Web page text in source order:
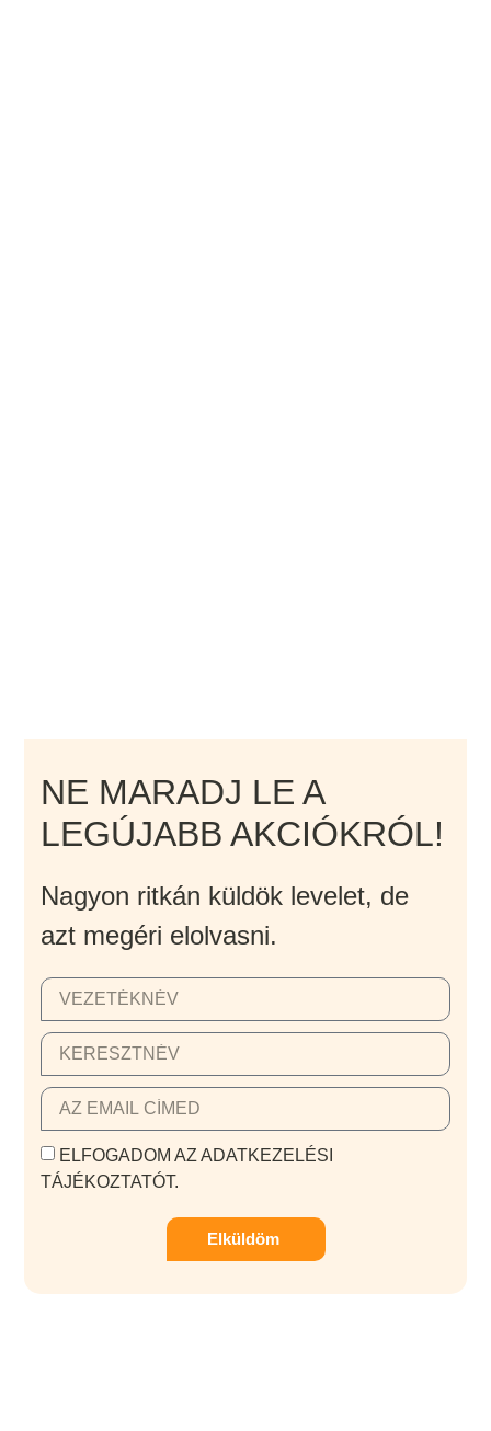
NE MARADJ LE A
LEGÚJABB AKCIÓKRÓL!
Nagyon ritkán küldök levelet, de
azt megéri elolvasni.
ELFOGADOM AZ ADATKEZELÉSI
TÁJÉKOZTATÓT.
Elküldöm